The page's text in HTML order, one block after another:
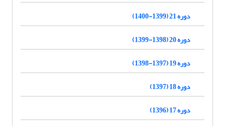
دوره 21 (1399-1400)
دوره 20 (1398-1399)
دوره 19 (1397-1398)
دوره 18 (1397)
دوره 17 (1396)